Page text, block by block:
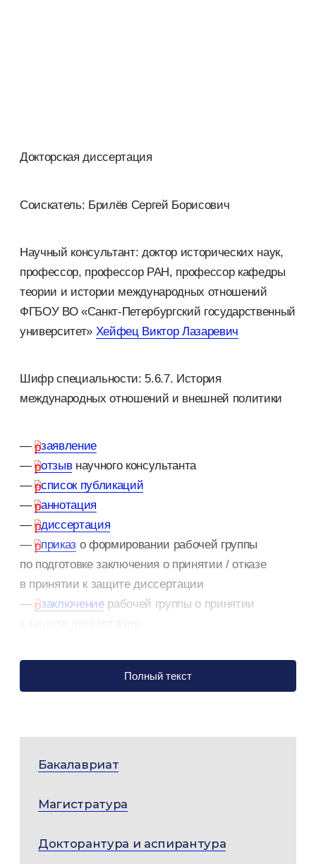
Бакалавриат
Магистратура
Докторантура и аспирантура
Докторская диссертация
Соискатель: Брилёв Сергей Борисович
Научный консультант: доктор исторических наук,
профессор, профессор РАН, профессор кафедры
теории и истории международных отношений
ФГБОУ ВО «Санкт-Петербургский государственный
университет» Хейфец Виктор Лазаревич
Шифр специальности: 5.6.7. История
международных отношений и внешней политики
— заявление
— отзывнаучного консультанта
— список публикаций
— аннотация
— диссертация
— приказ о формировании рабочей группы
по подготовке заключения о принятии / отказе
в принятии к защите диссертации
— заключениерабочей группы о принятии
— заключениерабочей группы о доработке
комплекта документов (протокол №2)
корпус МГИМО)
Полный текст